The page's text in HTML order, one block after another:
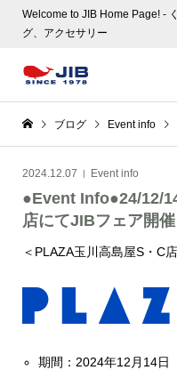
Welcome to JIB Home Page! ‐
グ、アクセサリー
ブログ Event info
2024.12.07 Event info
●Event Info●24/12/
店にてJIBフェア開催
＜PLAZA玉川高島屋S・C
期間：2024年12月14日